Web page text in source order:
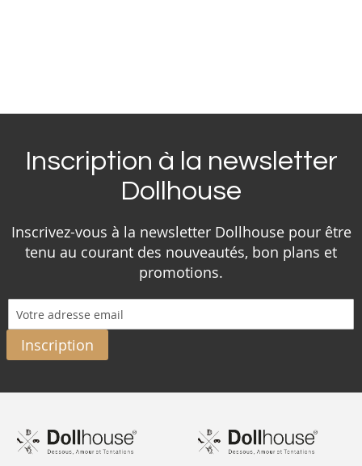
Inscription à la newsletter
Dollhouse
Inscrivez-vous à la newsletter Dollhouse pour être
tenu au courant des nouveautés, bon plans et
promotions.
Inscription